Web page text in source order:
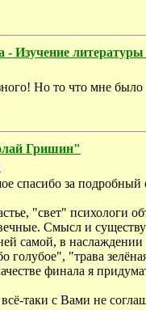
Изучение литературы
Но то что мне
Гришин"
спасибо за подробный
"свет" психологи
Смысл и
самой, в
голубое", "трава
финала я
таки с Вами не